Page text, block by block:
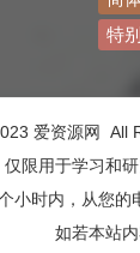
特
爱资源网 All
限用于学习和
小时内，从您的
如若本站